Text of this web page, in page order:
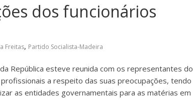
dos funcionários
Freitas, Partido Socialista-Madeira
República esteve reunida com os representantes do
a respeito das suas preocupações, tendo
as entidades governamentais para as matérias em